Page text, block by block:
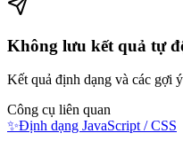
Không lưu kết quả tự
Kết quả định dạng và các gợi
Công cụ liên quan
✨Định dạng JavaScript / CSS